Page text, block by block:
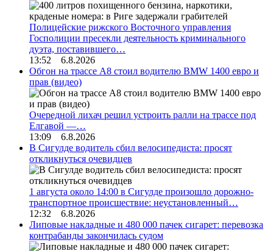
Полицейские рижского Восточного управления
Госполиции пресекли деятельность криминального
дуэта, поставившего…
13:52 6.8.2026
Обгон на трассе А8 стоил водителю BMW 1400 евро и
прав (видео)
Очередной лихач решил устроить ралли на трассе под
Елгавой —…
13:09 6.8.2026
В Сигулде водитель сбил велосипедиста: просят
откликнуться очевидцев
1 августа около 14:00 в Сигулде произошло дорожно-
транспортное происшествие: неустановленный…
12:32 6.8.2026
Липовые накладные и 480 000 пачек сигарет: перевозка
контрабанды закончилась судом